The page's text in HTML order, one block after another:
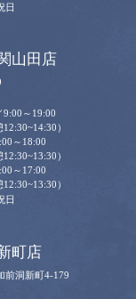
日
山田店
9:00～19:00
12:30~14:30）
～18:00
12:30~13:30）
～17:00
12:30~13:30）
日
町店
前洞新町4-179